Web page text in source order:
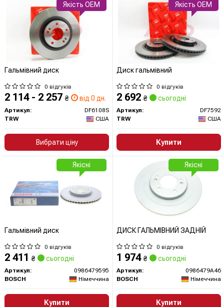
Гальмівний диск
0 відгуків
2 114 - 2 257 ₴ від 0 дн.
Артикул:
DF6108S
TRW
США
Вибрати ціну
Якість OEM
Диск гальмівний
0 відгуків
2 692 ₴ сьогодні
Артикул:
DF7592
TRW
США
Купити
Якість OEM
Гальмівний диск
0 відгуків
2 411 ₴ сьогодні
Артикул:
0986479595
BOSCH
Німеччина
Купити
Якісні
ДИСК ГАЛЬМIВНИЙ ЗАДНIЙ
0 відгуків
1 974 ₴ сьогодні
Артикул:
0986479A46
BOSCH
Німеччина
Купити
Якісні